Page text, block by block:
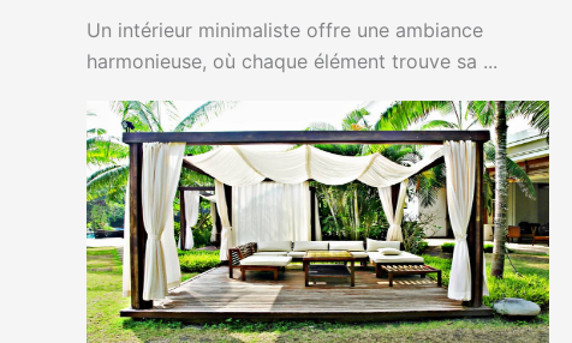
Un intérieur minimaliste offre une ambiance
harmonieuse, où chaque élément trouve sa ...